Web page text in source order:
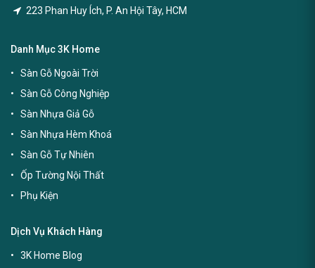
223 Phan Huy Ích, P. An Hội Tây, HCM
Danh Mục 3K Home
Sàn Gỗ Ngoài Trời
Sàn Gỗ Công Nghiệp
Sàn Nhựa Giả Gỗ
Sàn Nhựa Hèm Khoá
Sàn Gỗ Tự Nhiên
Ốp Tường Nội Thất
Phụ Kiện
Dịch Vụ Khách Hàng
3K Home Blog